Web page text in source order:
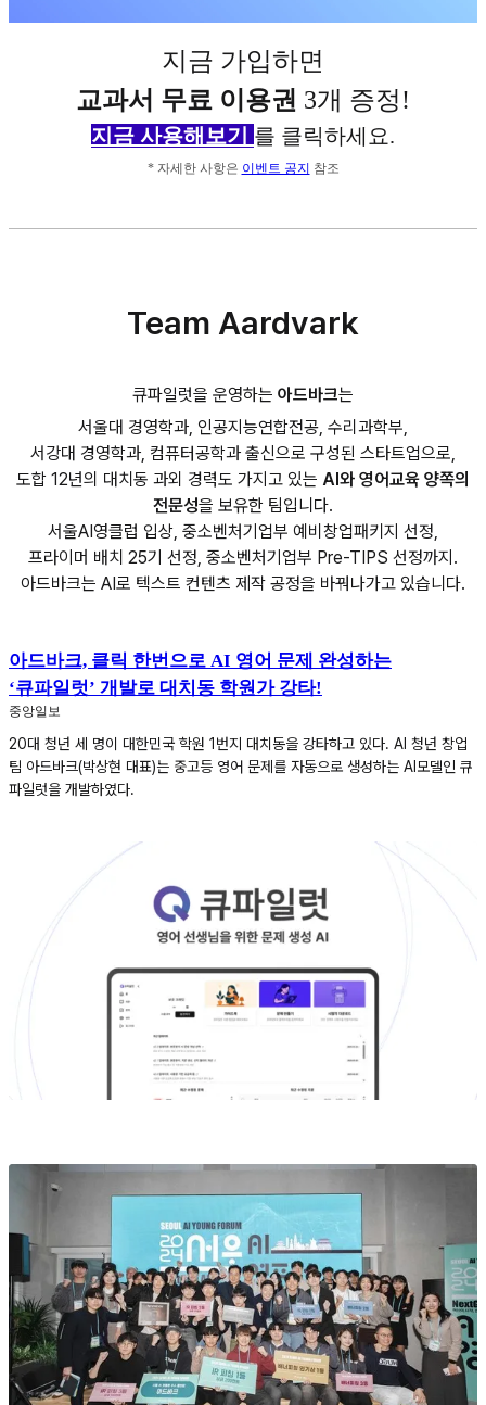
지금 가입하면
교과서 무료 이용권 3개 증정!
지금 사용해보기 를 클릭하세요.
* 자세한 사항은 이벤트 공지 참조
Team Aardvark
큐파일럿을 운영하는 아드바크는
서울대 경영학과, 인공지능연합전공, 수리과학부,
서강대 경영학과, 컴퓨터공학과 출신으로 구성된 스타트업으로,
도합 12년의 대치동 과외 경력도 가지고 있는 AI와 영어교육 양쪽의
전문성을 보유한 팀입니다.
서울AI영클럽 입상, 중소벤처기업부 예비창업패키지 선정,
프라이머 배치 25기 선정, 중소벤처기업부 Pre-TIPS 선정까지.
아드바크는 AI로 텍스트 컨텐츠 제작 공정을 바꿔나가고 있습니다.
아드바크, 클릭 한번으로 AI 영어 문제 완성하는
‘큐파일럿’ 개발로 대치동 학원가 강타!
중앙일보
20대 청년 세 명이 대한민국 학원 1번지 대치동을 강타하고 있다. AI 청년 창업
팀 아드바크(박상현 대표)는 중고등 영어 문제를 자동으로 생성하는 AI모델인 큐
파일럿을 개발하였다.